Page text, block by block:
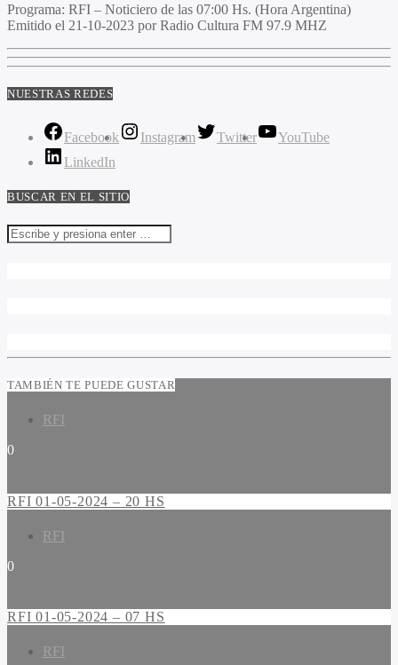
Programa: RFI – Noticiero de las 07:00 Hs. (Hora Argentina)
Emitido el 21-10-2023 por Radio Cultura FM 97.9 MHZ
NUESTRAS REDES
Facebook Instagram Twitter
YouTube
LinkedIn
BUSCAR EN EL SITIO
TAMBIÉN TE PUEDE GUSTAR
RFI
0
RFI 01-05-2024 – 20 HS
RFI
0
RFI 01-05-2024 – 07 HS
RFI